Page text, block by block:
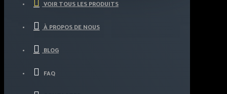
VOIR TOUS LES PRODUITS
À PROPOS DE NOUS
BLOG
FAQ